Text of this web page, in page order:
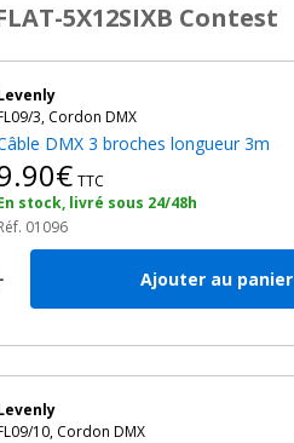
5X12SIXB Contest
3, Cordon DMX
DMX 3 broches longueur 3m
TTC
stock, livré sous 24/48h
01096
Ajouter au panier
10, Cordon DMX